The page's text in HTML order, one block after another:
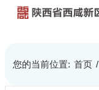
您的当前位置: 首页 /